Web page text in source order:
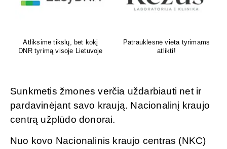
Venų ligų diagnostika,
lazerinis ir chirurginis
Psichoterapeutas
M.G.Maksimalietis
Sunkmetis žmones verčia uždarbiauti net ir
pardavinėjant savo kraują. Nacionalinį kraujo
centrą užplūdo donorai.
Nuo kovo Nacionalinis kraujo centras (NKC)